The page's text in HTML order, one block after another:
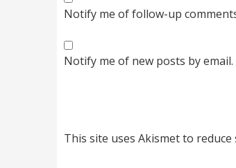
Notify me of follow-up
Notify me of new posts by email.
This site uses Akismet to reduce